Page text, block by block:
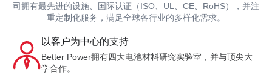
司拥有最先进的设施、国际认证（ISO、UL、CE、RoHS），并注
重定制化服务，满足全球各行业的多样化需求。
以客户为中心的支持
Better Power拥有四大电池材料研究实验室，并与顶尖大
学合作。